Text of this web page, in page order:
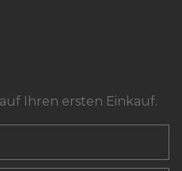
Ihren ersten Einkauf.